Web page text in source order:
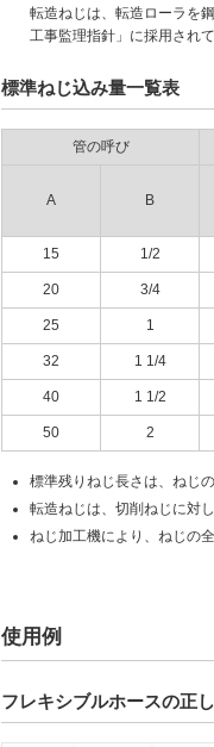
転造ねじは、転造ローラを
工事監理指針」に採用され
標準ねじ込み量一覧表
管の呼び
A B
15 1/2
20 3/4
25 1
32 1 1/4
40 1 1/2
50 2
標準残りねじ長さは、ねじ
転造ねじは、切削ねじに対
ねじ加工機により、ねじの
使用例
フレキシブルホースの正